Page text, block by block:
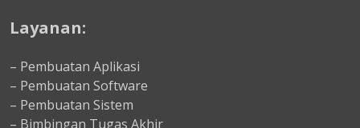
Layanan:
– Pembuatan Aplikasi
– Pembuatan Software
– Pembuatan Sistem
– Bimbingan Tugas Akhir